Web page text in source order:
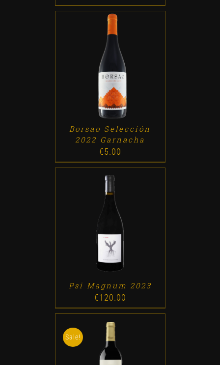
ADD TO CART DETALLES
Borsao Selección
2022 Garnacha
€5.00
ADD TO CART
Psi Magnum 2023
€120.00
Sale!